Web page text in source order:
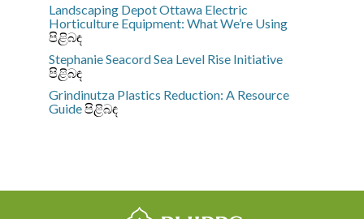
Landscaping Depot Ottawa Electric
Horticulture Equipment: What We’re Using
පිළිබඳ
Stephanie SeacordSea Level Rise Initiative
පිළිබඳ
Grindinutza Plastics Reduction: A Resource
Guideපිළිබඳ